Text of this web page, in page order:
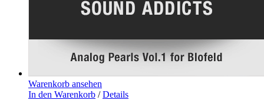
Warenkorb ansehen
In den Warenkorb / Details